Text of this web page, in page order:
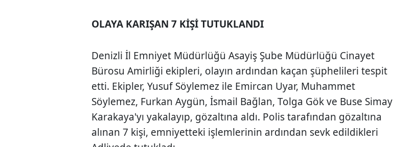
OLAYA KARIŞAN 7 KİŞİ TUTUKLANDI
Denizli İl Emniyet Müdürlüğü Asayiş Şube Müdürlüğü Cinayet
Bürosu Amirliği ekipleri, olayın ardından kaçan şüphelileri tespit
etti. Ekipler, Yusuf Söylemez ile Emircan Uyar, Muhammet
Söylemez, Furkan Aygün, İsmail Bağlan, Tolga Gök ve Buse Simay
Karakaya'yı yakalayıp, gözaltına aldı. Polis tarafından gözaltına
alınan 7 kişi, emniyetteki işlemlerinin ardından sevk edildikleri